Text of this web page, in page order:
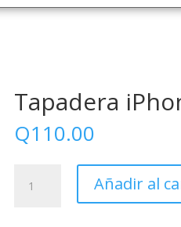
Tapadera
Q110.00
Añadir al